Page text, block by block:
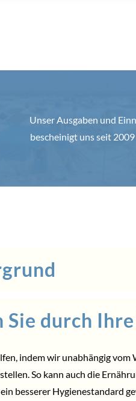
Unser Ausgaben und
bescheinigt uns seit
Sie durch
indem wir unabhängig
So kann auch die
besserer Hygienestandard